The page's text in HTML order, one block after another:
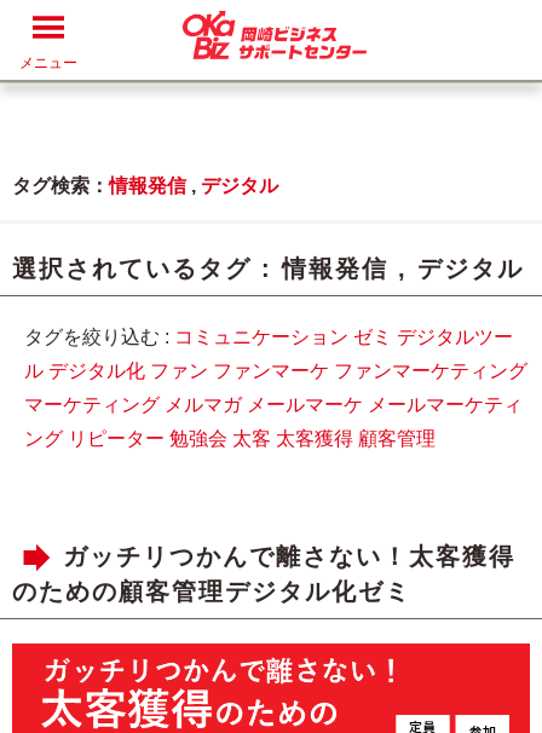
メニュー
タグ検索：情報発信, デジタル
選択されているタグ :情報発信 , デジタル
タグを絞り込む : コミュニケーション ゼミ デジタルツー
ル デジタル化 ファン ファンマーケ ファンマーケティング
マーケティング メルマガ メールマーケ メールマーケティ
ング リピーター 勉強会 太客 太客獲得 顧客管理
ガッチリつかんで離さない！太客獲得
のための顧客管理デジタル化ゼミ